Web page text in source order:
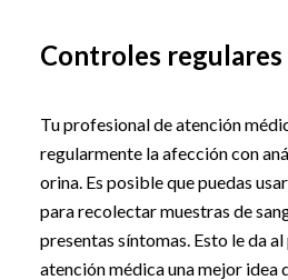
Controles regulares
Tu profesional de atención
regularmente la afección con
orina. Es posible que puedas
para recolectar muestras de
presentas síntomas. Esto le da
atención médica una mejor idea